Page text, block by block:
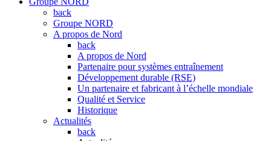
back
Groupe NORD
A propos de Nord
back
A propos de Nord
Partenaire pour systèmes entraînement
Développement durable (RSE)
Un partenaire et fabricant à l’échelle mondiale
Qualité et Service
Historique
Actualités
back